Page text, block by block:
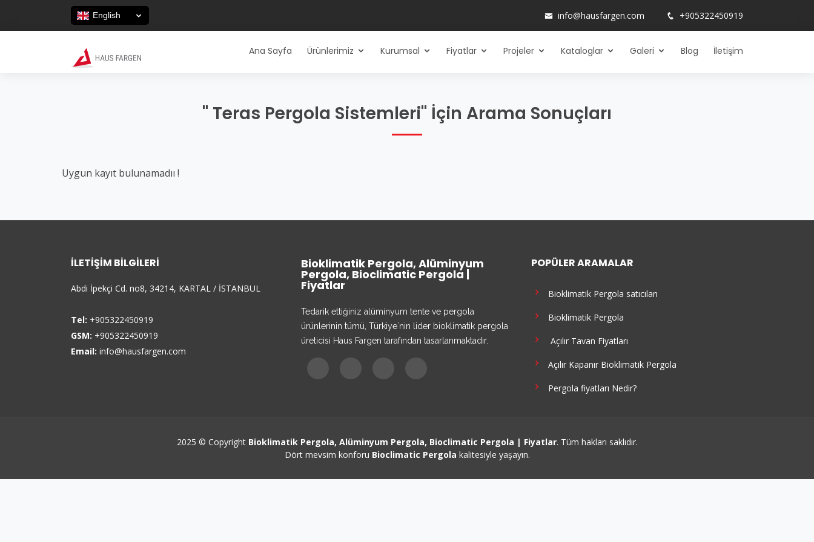
English info@hausfargen.com +905322450919
Ana Sayfa Ürünlerimiz Kurumsal Fiyatlar Projeler Kataloglar Galeri Blog İletişim
" Teras Pergola Sistemleri" İçin Arama Sonuçları
Uygun kayıt bulunamadıı !
İLETIŞIM BILGILERI
Abdi İpekçi Cd. no8, 34214, KARTAL / İSTANBUL
Tel: +905322450919
GSM: +905322450919
Email: info@hausfargen.com
Bioklimatik Pergola, Alüminyum
Pergola, Bioclimatic Pergola |
Fiyatlar
Tedarik ettiğiniz alüminyum tente ve pergola
ürünlerinin tümü, Türkiye`nin lider bioklimatik pergola
üreticisi Haus Fargen tarafından tasarlanmaktadır.
POPÜLER ARAMALAR
Bioklimatik Pergola satıcıları
Bioklimatik Pergola
Açılır Tavan Fiyatları
Açılır Kapanır Bioklimatik Pergola
Pergola fiyatları Nedir?
2025 © Copyright Bioklimatik Pergola, Alüminyum Pergola, Bioclimatic Pergola | Fiyatlar. Tüm hakları saklıdır.
Dört mevsim konforu Bioclimatic Pergola kalitesiyle yaşayın.